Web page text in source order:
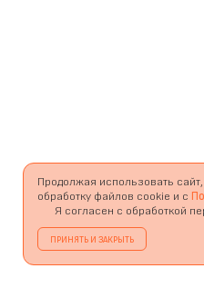
Продолжая использовать
обработку файлов cookie и с
Я согласен с обработкой
ПРИНЯТЬ И ЗАКРЫТЬ